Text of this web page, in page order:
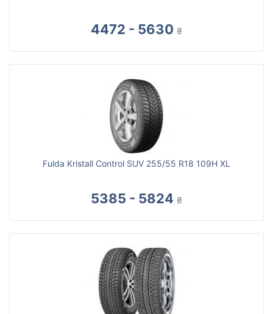
4472 - 5630 ₴
Fulda Kristall Control SUV 255/55 R18 109H XL
5385 - 5824 ₴